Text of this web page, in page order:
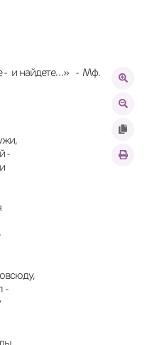
-  и найдете…»   -  Мф.
-
-